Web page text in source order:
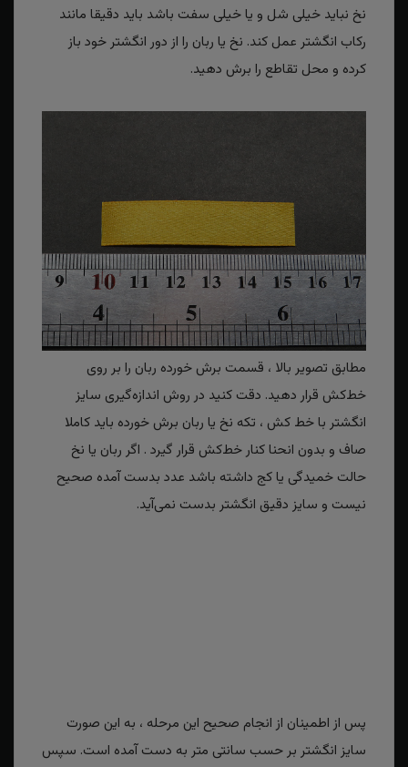
نخ نباید خیلی شل و یا خیلی سفت باشد باید دقیقا مانند
رکاب انگشتر عمل کند. نخ یا ربان را از دور انگشتر خود باز
کرده و محل تقاطع را برش دهید.
مطابق تصویر بالا ، قسمت برش خورده ربان را بر روی
خط‌کش قرار دهید. دقت کنید در روش اندازه‌گیری سایز
انگشتر با خط کش ، تکه نخ یا ربان برش خورده باید کاملا
صاف و بدون انحنا کنار خط‌کش قرار گیرد . اگر ربان یا نخ
حالت خمیدگی یا کج داشته باشد عدد بدست آمده صحیح
نیست و سایز دقیق انگشتر بدست نمی‌آید.
پس از اطمینان از انجام صحیح این مرحله ، به این صورت
سایز انگشتر بر حسب سانتی متر به دست آمده است. سپس